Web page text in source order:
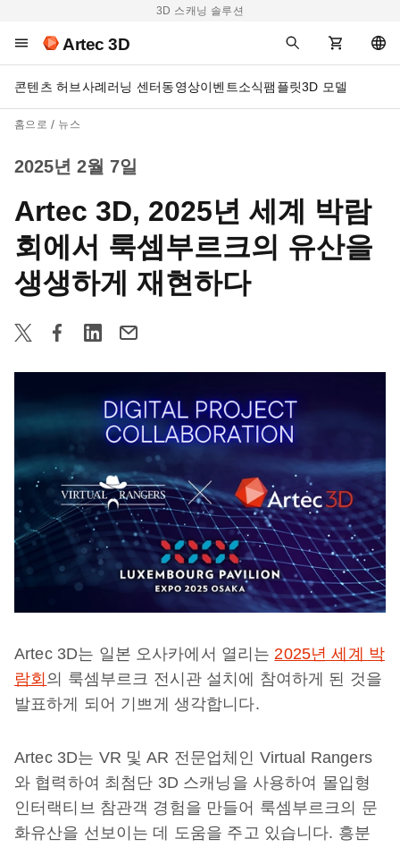
3D 스캐닝 솔루션
Artec 3D
콘텐츠 허브사례러닝 센터동영상이벤트소식팸플릿3D 모델
홈으로 뉴스
2025년 2월 7일
Artec 3D, 2025년 세계 박람
회에서 룩셈부르크의 유산을
생생하게 재현하다
Artec 3D는 일본 오사카에서 열리는 2025년 세계 박
람회 의 룩셈부르크 전시관 설치에 참여하게 된 것을
발표하게 되어 기쁘게 생각합니다.
Artec 3D는 VR 및 AR 전문업체인 Virtual Rangers
와 협력하여 최첨단 3D 스캐닝을 사용하여 몰입형
인터랙티브 참관객 경험을 만들어 룩셈부르크의 문
화유산을 선보이는 데 도움을 주고 있습니다. 흥분